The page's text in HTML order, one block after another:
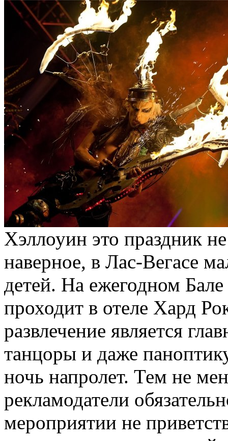
Хэллоуин это праздник
наверное, в Лас-Вегасе
детей. На ежегодном
проходит в отеле Хард
развлечение является
танцоры и даже
ночь напролет. Тем не
рекламодатели
мероприятии не